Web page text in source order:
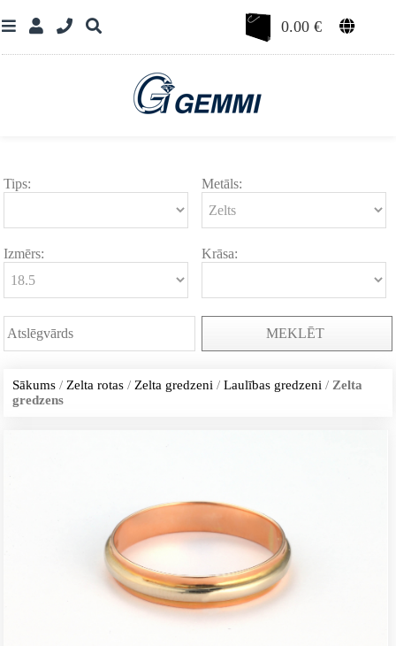
0.00€
Tips: Metāls:
Izmērs: Krāsa:
MEKLĒT
Sākums / Zelta rotas / Zelta gredzeni /Laulības gredzeni / Zelta
gredzens